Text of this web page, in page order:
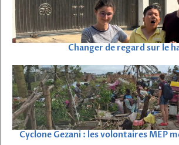
Changer de regard sur le
Cyclone Gezani : les volontaires MEP